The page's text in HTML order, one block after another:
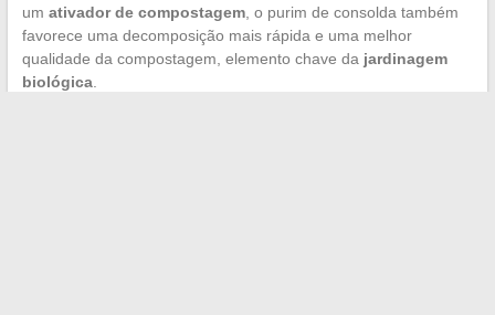
um ativador de compostagem, o purim de consolda também
favorece uma decomposição mais rápida e uma melhor
qualidade da compostagem, elemento chave da jardinagem
biológica.